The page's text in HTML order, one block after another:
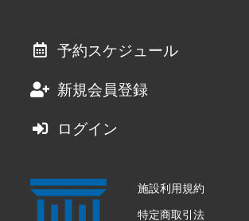
予約スケジュール
新規会員登録
ログイン
施設利用規約
特定商取引法